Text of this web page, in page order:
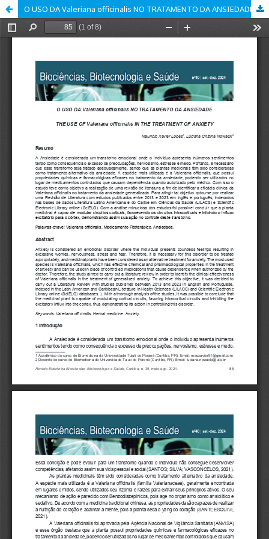
O USO DA Valeriana officinalis NO TRATAMENTO DA ANSIEDADE